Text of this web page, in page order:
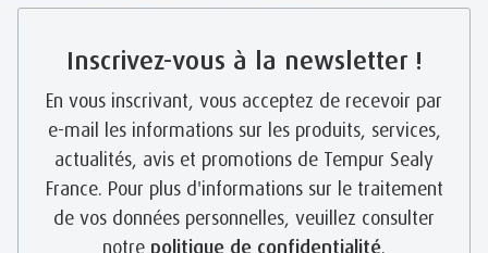
Inscrivez-vous à la newsletter !
En vous inscrivant, vous acceptez de recevoir par
e-mail les informations sur les produits, services,
actualités, avis et promotions de Tempur Sealy
France. Pour plus d'informations sur le traitement
de vos données personnelles, veuillez consulter
notre politique de confidentialité.